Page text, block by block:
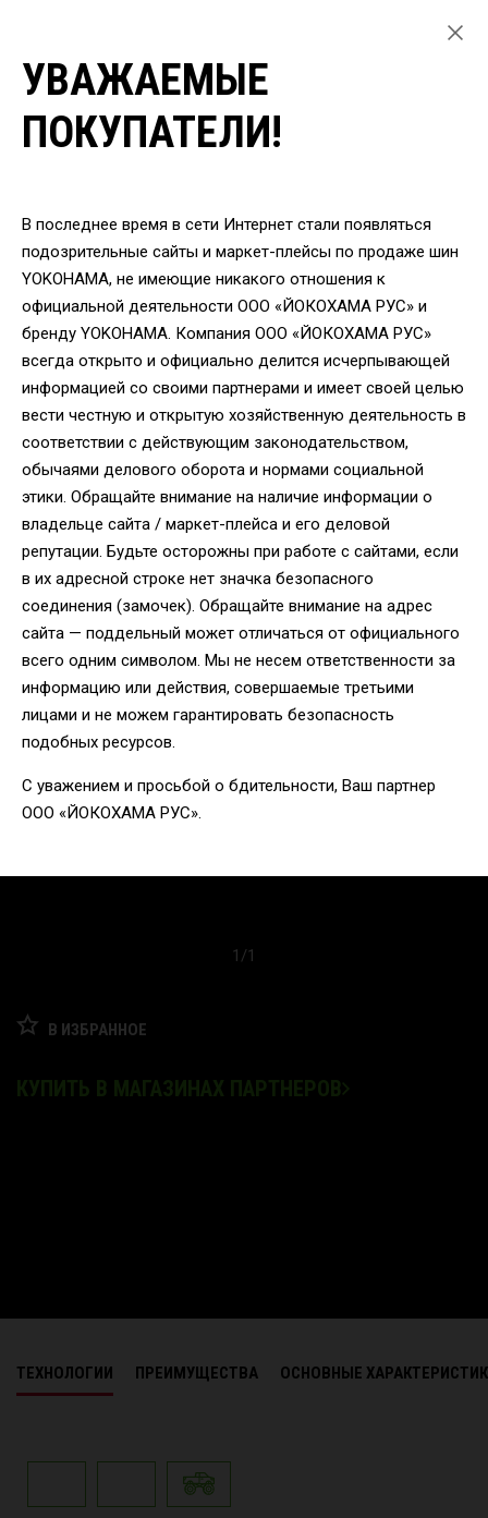
ЛЕТНИЕ ШИНЫ YOKOHAMA ДЛЯ ЛЕГКОВЫХ АВТОМОБИЛЕЙ
ВЕРНУТЬСЯ
Шины Yokohama PA02
305/35 R24 112V
1 /1
В ИЗБРАННОЕ
КУПИТЬ В МАГАЗИНАХ ПАРТНЕРОВ
ТЕХНОЛОГИИ ПРЕИМУЩЕСТВА ОСНОВНЫЕ
УВАЖАЕМЫЕ
ПОКУПАТЕЛИ!
В последнее время в сети Интернет стали появляться
подозрительные сайты и маркет-плейсы по продаже шин
YOKOHAMA, не имеющие никакого отношения к
официальной деятельности ООО «ЙОКОХАМА РУС» и
бренду YOKOHAMA. Компания ООО «ЙОКОХАМА РУС»
всегда открыто и официально делится исчерпывающей
информацией со своими партнерами и имеет своей целью
вести честную и открытую хозяйственную деятельность в
соответствии с действующим законодательством,
обычаями делового оборота и нормами социальной
этики. Обращайте внимание на наличие информации о
владельце сайта / маркет-плейса и его деловой
репутации. Будьте осторожны при работе с сайтами, если
в их адресной строке нет значка безопасного
соединения (замочек). Обращайте внимание на адрес
сайта — поддельный может отличаться от официального
всего одним символом. Мы не несем ответственности за
информацию или действия, совершаемые третьими
лицами и не можем гарантировать безопасность
подобных ресурсов.
С уважением и просьбой о бдительности, Ваш партнер
ООО «ЙОКОХАМА РУС».